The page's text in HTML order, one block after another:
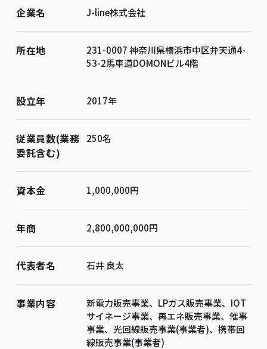
企業名 J-line株式会社
所在地
231-0007 神奈川県横浜市中区弁天通4-
53-2馬車道DOMONビル4階
設立年 2017年
従業員数(業務
委託含む)
250名
資本金 1,000,000円
年商 2,800,000,000円
代表者名 石井 良太
事業内容
新電力販売事業、LPガス販売事業、IOT
サイネージ事業、再エネ販売事業、催事
事業、光回線販売事業(事業者)、携帯回
線販売事業(事業者)